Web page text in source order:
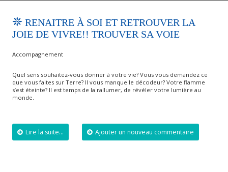
RENAITRE À SOI ET RETROUVER LA
JOIE DE VIVRE!! TROUVER SA VOIE
Accompagnement
Quel sens souhaitez-vous donner à votre vie? Vous vous demandez ce
que vous faites sur Terre? Il vous manque le décodeur? Votre flamme
s’est éteinte? Il est temps de la rallumer, de révéler votre lumière au
monde.
Lire la suite... Ajouter un nouveau commentaire